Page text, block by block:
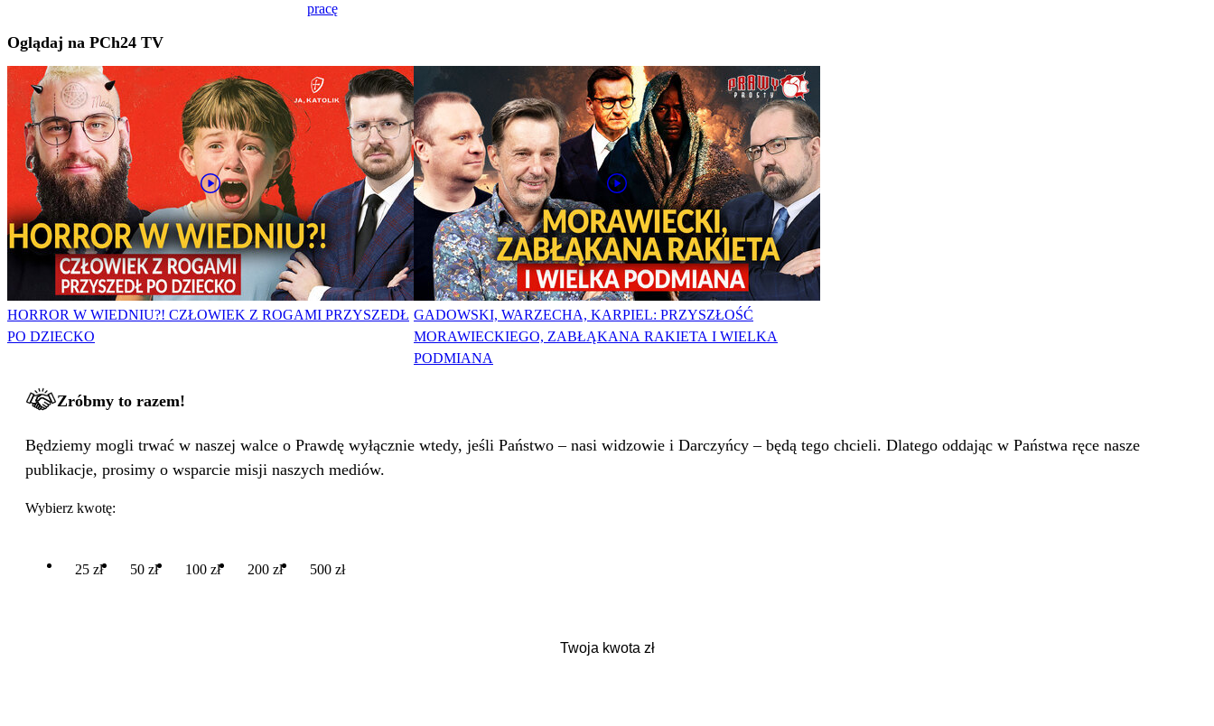
pracę
Oglądaj na PCh24 TV
HORROR W WIEDNIU?! CZŁOWIEK Z ROGAMI PRZYSZEDŁ
PO DZIECKO
GADOWSKI, WARZECHA, KARPIEL: PRZYSZŁOŚĆ
MORAWIECKIEGO, ZABŁĄKANA RAKIETA I WIELKA
PODMIANA
Zróbmy to razem!
Będziemy mogli trwać w naszej walce o Prawdę wyłącznie wtedy, jeśli Państwo – nasi widzowie i Darczyńcy – będą tego chcieli. Dlatego oddając w Państwa ręce nasze
publikacje, prosimy o wsparcie misji naszych mediów.
Wybierz kwotę:
25 zł 50 zł 100 zł 200 zł 500 zł